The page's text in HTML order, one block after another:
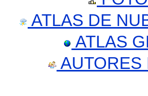
ATLAS DE
ATLAS
AUTORES